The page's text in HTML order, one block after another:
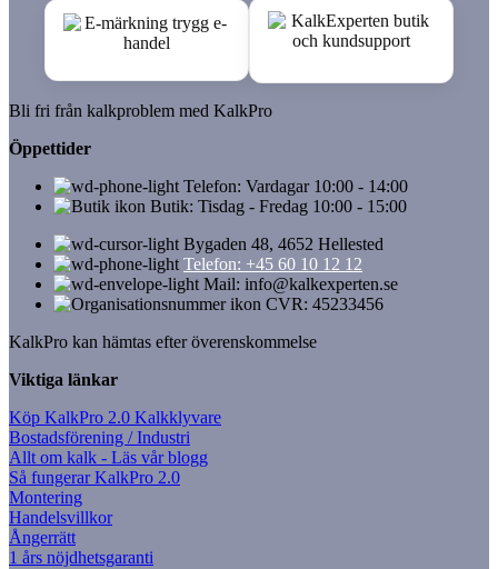
Bli fri från kalkproblem med KalkPro
Öppettider
Telefon: Vardagar 10:00 - 14:00
Butik: Tisdag - Fredag 10:00 - 15:00
Bygaden 48, 4652 Hellested
Telefon: +45 60 10 12 12
Mail: info@kalkexperten.se
CVR: 45233456
KalkPro kan hämtas efter överenskommelse
Viktiga länkar
Köp KalkPro 2.0 Kalkklyvare
Bostadsförening / Industri
Allt om kalk - Läs vår blogg
Så fungerar KalkPro 2.0
Montering
Handelsvillkor
Ångerrätt
1 års nöjdhetsgaranti